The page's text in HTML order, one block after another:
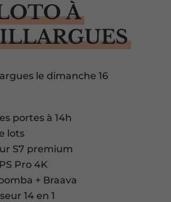
À
le dimanche 16
portes à 14h
lots
S7 premium
Pro 4K
+ Braava
14 en 1